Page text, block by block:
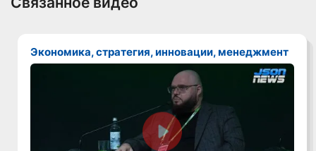
Экономика, стратегия, инновации, менеджмент